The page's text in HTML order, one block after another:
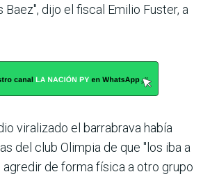
Baez", dijo el fiscal Emilio Fuster, a
viralizado el barrabrava había
del club Olimpia de que "los iba a
de forma física a otro grupo